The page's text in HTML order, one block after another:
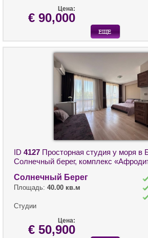
Цена:
€ 90,000
ID 4127 Просторная студия у моря в
Солнечный берег, комплекс
Солнечный Берег
Площадь: 40.00 кв.м
Студии
Цена:
€ 50,900